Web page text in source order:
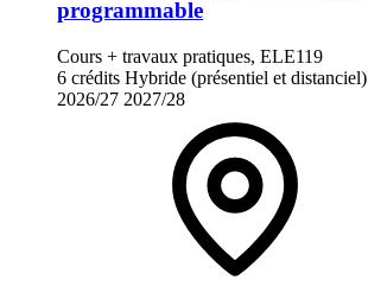
programmable
Cours + travaux pratiques, ELE119
6 crédits Hybride (présentiel et distanciel)
2026/27 2027/28